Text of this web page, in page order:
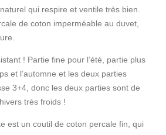
qui respire et ventile très bien.
de coton imperméable au duvet,
! Partie fine pour l’été, partie plus
et l’automne et les deux parties
3+4, donc les deux parties sont de
très froids !
est un coutil de coton percale fin, qui